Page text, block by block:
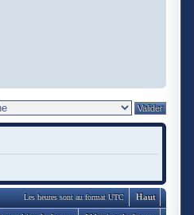
Haut
Les heures sont au format UTC